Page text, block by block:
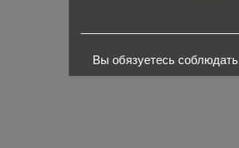
Вы обязуетесь соблюдать